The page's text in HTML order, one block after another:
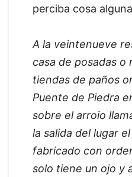
perciba cosa
A la veintenueve
casa de posadas o
tiendas de paños
Puente de Piedra
sobre el arroio
la salida del lugar
fabricado con
solo tiene un ojo y